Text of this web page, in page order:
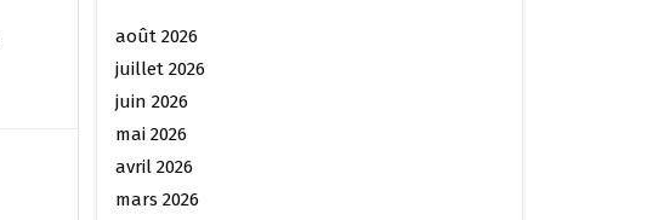
août 2026
juillet 2026
juin 2026
mai 2026
avril 2026
mars 2026